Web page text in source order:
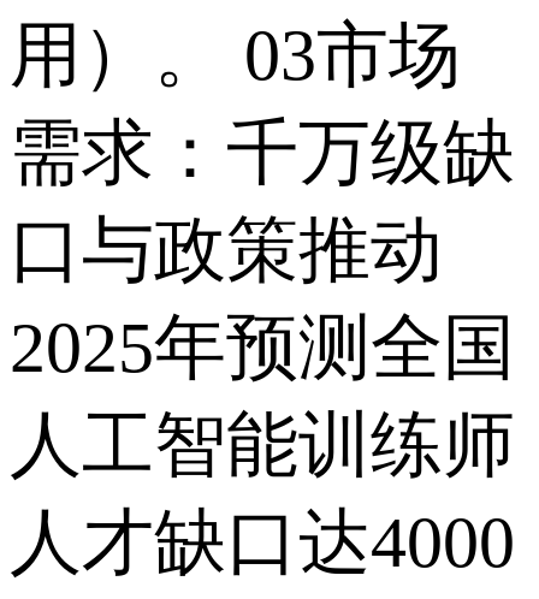
用）。 03市场
需求：千万级缺
口与政策推动
2025年预测全国
人工智能训练师
人才缺口达4000